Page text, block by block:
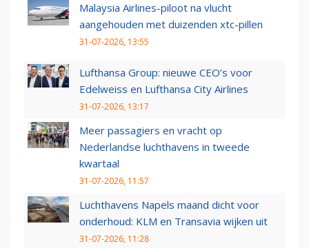
Malaysia Airlines-piloot na vlucht
aangehouden met duizenden xtc-pillen
31-07-2026, 13:55
Lufthansa Group: nieuwe CEO’s voor
Edelweiss en Lufthansa City Airlines
31-07-2026, 13:17
Meer passagiers en vracht op
Nederlandse luchthavens in tweede
kwartaal
31-07-2026, 11:57
Luchthavens Napels maand dicht voor
onderhoud: KLM en Transavia wijken uit
31-07-2026, 11:28